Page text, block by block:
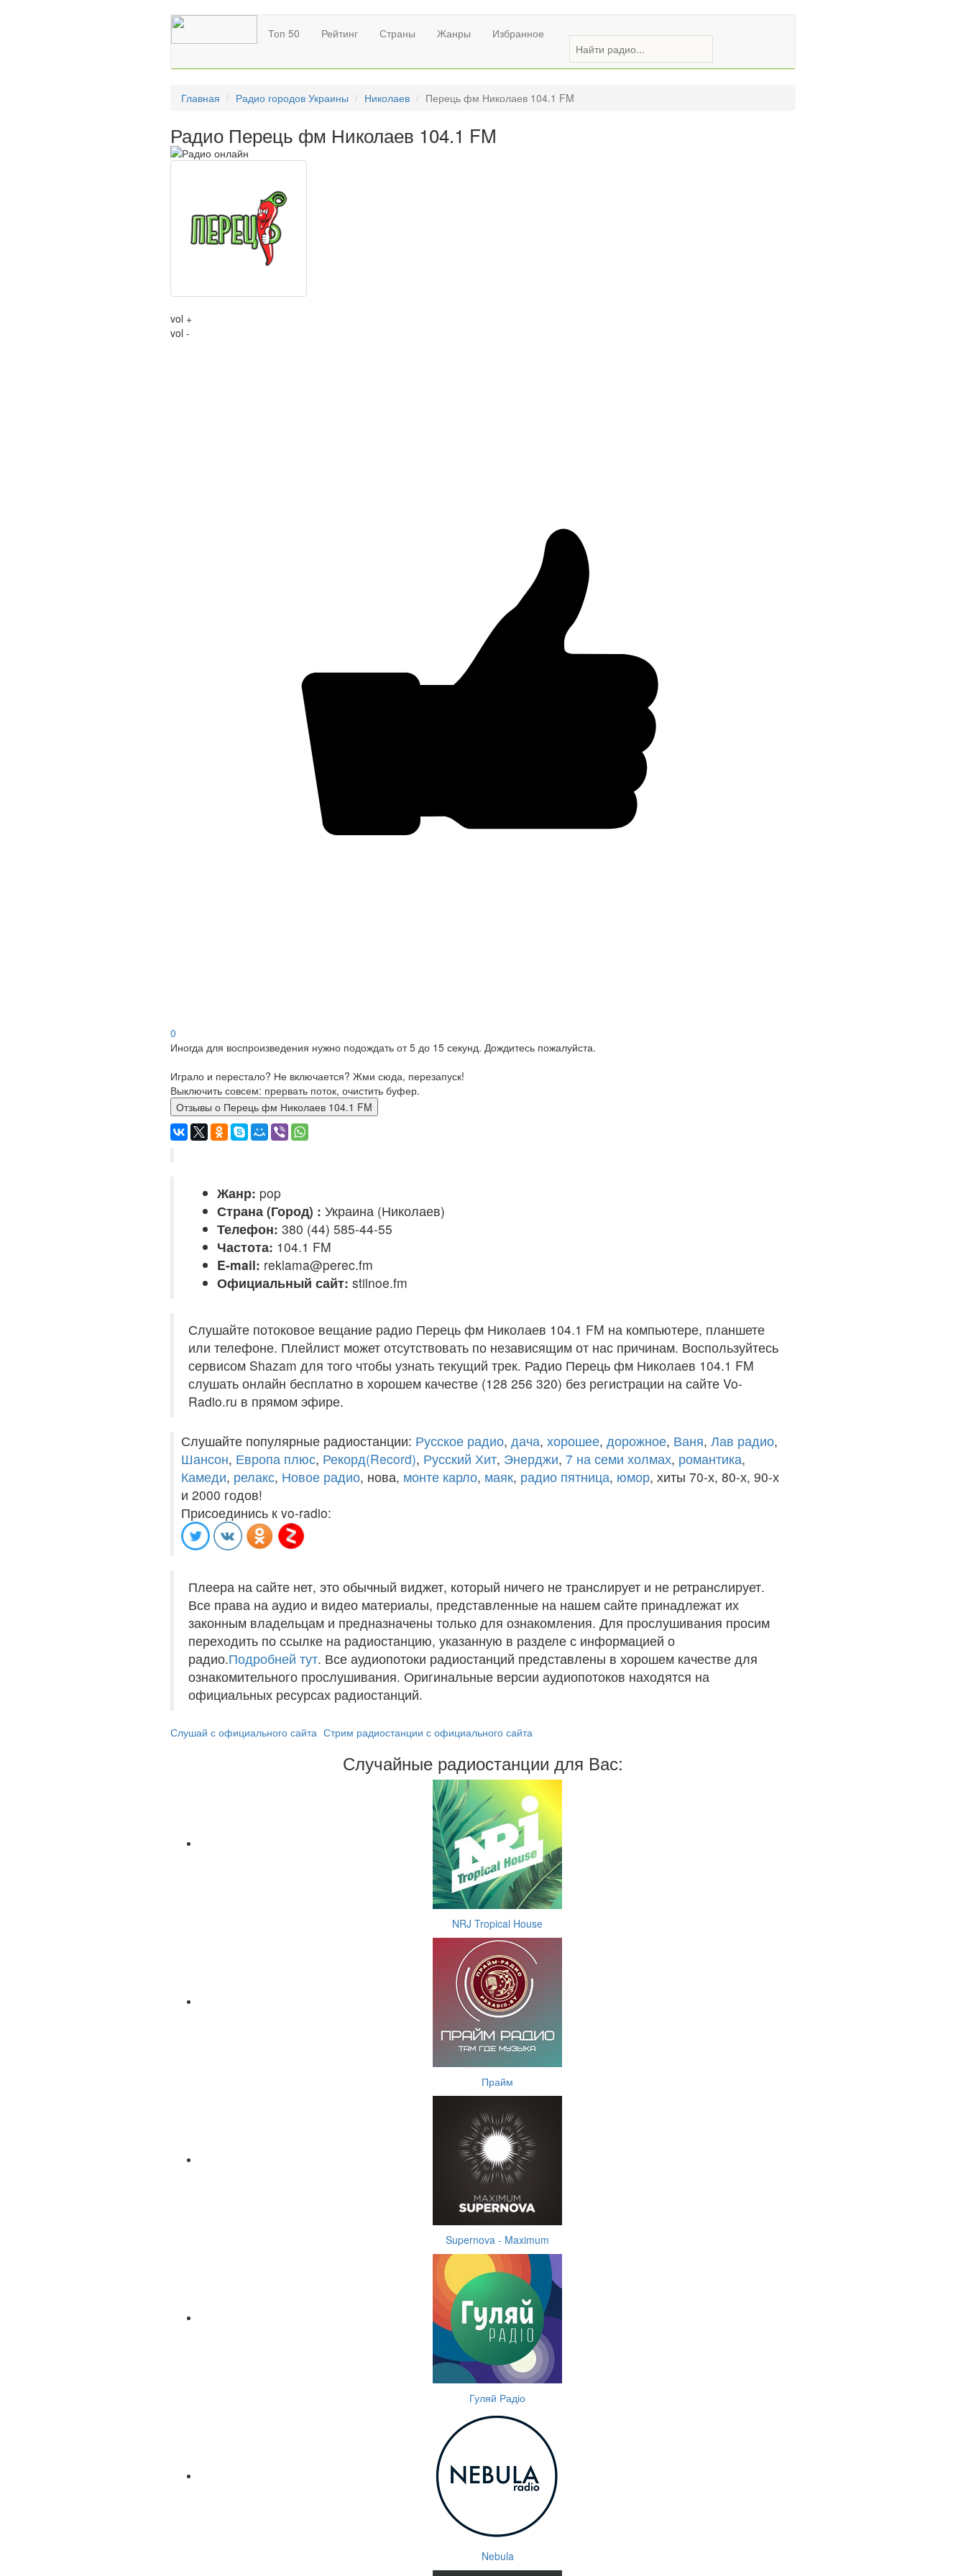
Топ 50 Рейтинг Страны Жанры Избранное
Главная Радио городов Украины Николаев Перець фм Николаев 104.1 FM
Радио Перець фм Николаев 104.1 FM
vol +
vol -
0
Иногда для воспроизведения нужно подождать от 5 до 15 секунд. Дождитесь пожалуйста.
Играло и перестало? Не включается? Жми сюда, перезапуск!
Выключить совсем: прервать поток, очистить буфер.
Отзывы о Перець фм Николаев 104.1 FM
Жанр: pop
Страна (Город) : Украина (Николаев)
Телефон: 380 (44) 585-44-55
Частота: 104.1 FM
E-mail: reklama@perec.fm
Официальный сайт: stilnoe.fm
Слушайте потоковое вещание радио Перець фм Николаев 104.1 FM на компьютере, планшете
или телефоне. Плейлист может отсутствовать по независящим от нас причинам. Воспользуйтесь
сервисом Shazam для того чтобы узнать текущий трек. Радио Перець фм Николаев 104.1 FM
слушать онлайн бесплатно в хорошем качестве (128 256 320) без регистрации на сайте Vo-
Radio.ru в прямом эфире.
Слушайте популярные радиостанции: Русское радио, дача, хорошее, дорожное, Ваня, Лав радио,
Шансон, Европа плюс, Рекорд(Record), Русский Хит, Энерджи, 7 на семи холмах, романтика,
Камеди, релакс, Новое радио, нова, монте карло, маяк, радио пятница, юмор, хиты 70-х, 80-х, 90-х
и 2000 годов!
Присоединись к vo-radio:
Плеера на сайте нет, это обычный виджет, который ничего не транслирует и не ретранслирует.
Все права на аудио и видео материалы, представленные на нашем сайте принадлежат их
законным владельцам и предназначены только для ознакомления. Для прослушивания просим
переходить по ссылке на радиостанцию, указанную в разделе с информацией о
радио.Подробней тут. Все аудиопотоки радиостанций представлены в хорошем качестве для
ознакомительного прослушивания. Оригинальные версии аудиопотоков находятся на
официальных ресурсах радиостанций.
Слушай с официального сайта Стрим радиостанции с официального сайта
Случайные радиостанции для Вас:
NRJ Tropical House
Прайм
Supernova - Maximum
Гуляй Радіо
Nebula